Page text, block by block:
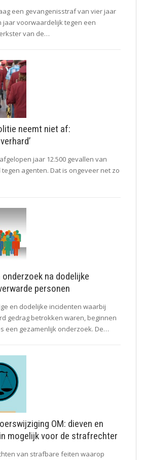
een gevangenisstraf van vier jaar
jaar voorwaardelijk tegen een
van de…
neemt niet af:
jaar 12.500 gevallen van
agenten. Dat is ongeveer net zo
na dodelijke
personen
en dodelijke incidenten waarbij
gedrag betrokken waren, beginnen
een gezamenlijk onderzoek. De…
OM: dieven en
mogelijk voor de strafrechter
van strafbare feiten waarop